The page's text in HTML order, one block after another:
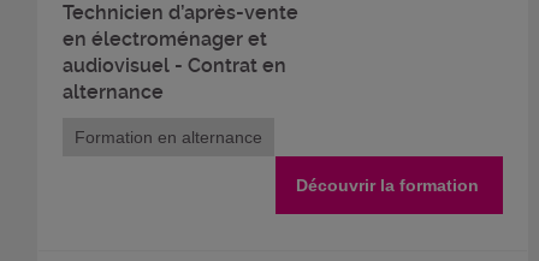
Technicien d’après-vente
en électroménager et
audiovisuel - Contrat en
alternance
Formation en alternance
Découvrir la formation